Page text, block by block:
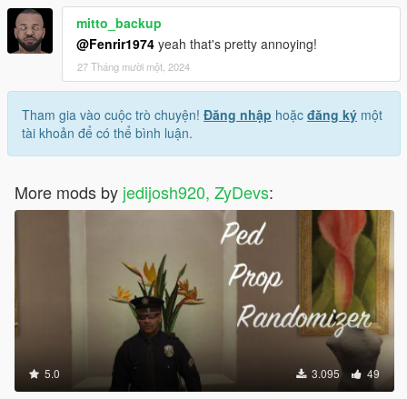
mitto_backup
@Fenrir1974 yeah that's pretty annoying!
27 Tháng mười một, 2024
Tham gia vào cuộc trò chuyện! Đăng nhập hoặc đăng ký một
tài khoản để có thể bình luận.
More mods by jedijosh920, ZyDevs:
5.0 3.095 49